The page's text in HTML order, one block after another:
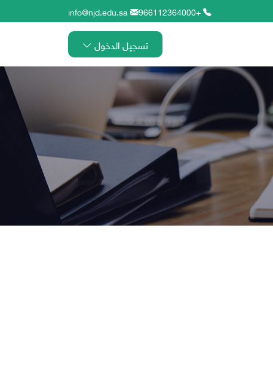
+966112364000
info@njd.edu.sa
تسجيل الدخول